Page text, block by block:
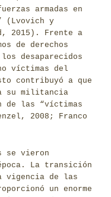
armadas en
(Lvovich y
2015). Frente a
de derechos
los desaparecidos
víctimas del
contribuyó a que
su militancia
de las “víctimas
2008; Franco
se vieron
La transición
vigencia de las
un enorme